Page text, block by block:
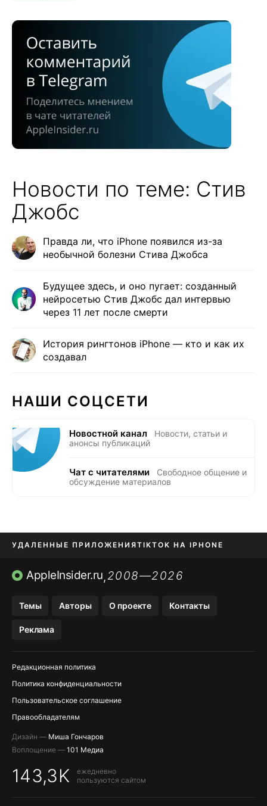
Новости по теме: Стив
Джобс
Правда ли, что iPhone появился из-за
необычной болезни Стива Джобса
Будущее здесь, и оно пугает: созданный
нейросетью Стив Джобс дал интервью
через 11 лет после смерти
История рингтонов iPhone — кто и как их
создавал
НАШИ СОЦСЕТИ
Новостной канал
Новости, статьи и
анонсы публикаций
Чат с читателями
Свободное общение и
обсуждение материалов
УДАЛЕННЫЕ ПРИЛОЖЕНИЯTIKTOK НА IPHONE
ПРИЛОЖЕНИЯ БЕЗ APP STORE
AppleInsider.ru,2008—2026
Темы Авторы О проекте Контакты
Реклама
Редакционная политика
Политика конфиденциальности
Пользовательское соглашение
Правообладателям
Дизайн — Миша Гончаров
Воплощение — 101 Медиа
143,3K
ежедневно
пользуются сайтом